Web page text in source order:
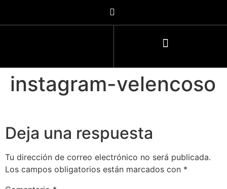
instagram-velencoso
Deja una respuesta
Tu dirección de correo electrónico no será publicada.
Los campos obligatorios están marcados con *